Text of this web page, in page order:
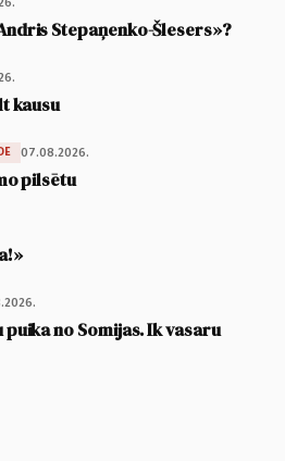
Stepaņenko-Šlesers»?
kausu
07.08.2026.
pilsētu
puika no Somijas. Ik vasaru